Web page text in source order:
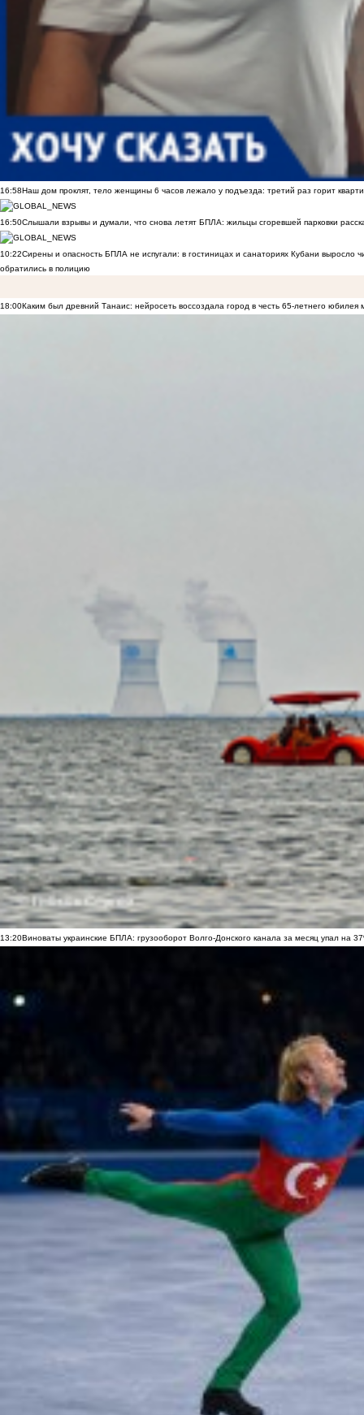
16:58Наш дом проклят, тело женщины 6 часов лежало у подъезда: третий раз горит
16:50Слышали взрывы и думали, что снова летят БПЛА: жильцы сгоревшей парковки
10:22Сирены и опасность БПЛА не испугали: в гостиницах и санаториях Кубани выросло
обратились в полицию
18:00Каким был древний Танаис: нейросеть воссоздала город в честь 65-летнего юбилея
13:20Виноваты украинские БПЛА: грузооборот Волго-Донского канала за месяц упал на